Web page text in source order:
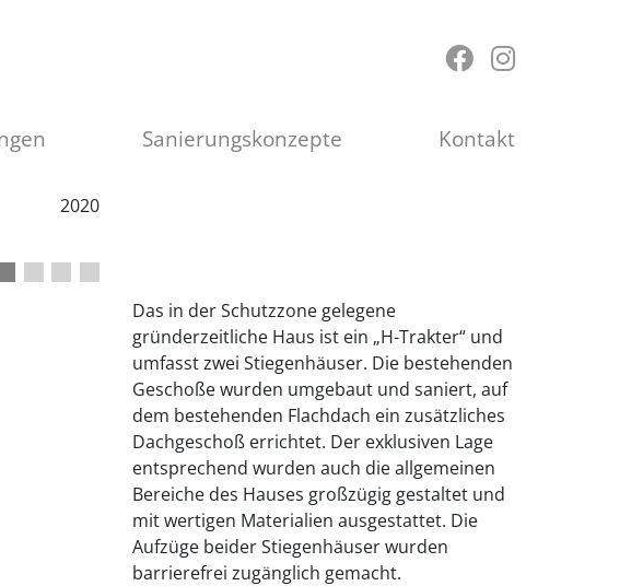
Sanierungskonzepte Kontakt
2020
Das in der Schutzzone gelegene
gründerzeitliche Haus ist ein „H-Trakter“ und
umfasst zwei Stiegenhäuser. Die bestehenden
Geschoße wurden umgebaut und saniert, auf
dem bestehenden Flachdach ein zusätzliches
Dachgeschoß errichtet. Der exklusiven Lage
entsprechend wurden auch die allgemeinen
Bereiche des Hauses großzügig gestaltet und
mit wertigen Materialien ausgestattet. Die
Aufzüge beider Stiegenhäuser wurden
barrierefrei zugänglich gemacht.